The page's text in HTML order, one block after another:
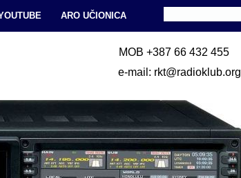
MOB +387 66 432 455
e-mail: rkt@radioklub.org
ARO UČIONICA